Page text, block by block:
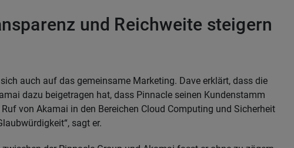
und Reichweite steigern
auch auf das gemeinsame Marketing. Dave erklärt, dass die
dazu beigetragen hat, dass Pinnacle seinen Kundenstamm
von Akamai in den Bereichen Cloud Computing und Sicherheit
sagt er.